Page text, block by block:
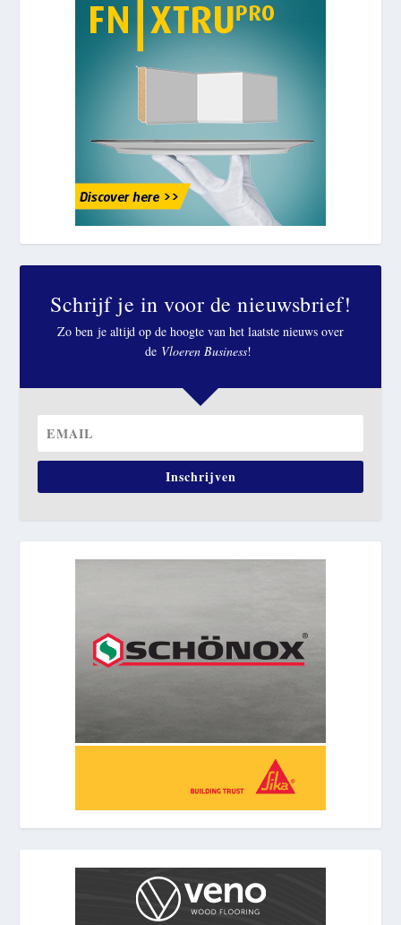
Schrijf je in voor de nieuwsbrief!
Zo ben je altijd op de hoogte van het laatste nieuws over
de Vloeren Business!
Inschrijven